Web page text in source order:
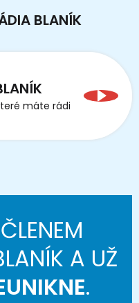
BLANÍK
máte rádi
A UŽ
.